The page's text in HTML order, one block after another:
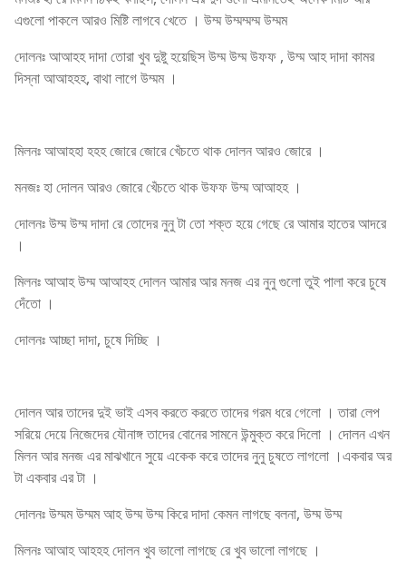
এগুলো পাকলে আরও মিষ্টি লাগবে খেতে । উম্ম উম্মম্মম্ম উম্মম
দোলনঃ আআহহ দাদা তোরা খুব দুষ্টু হয়েছিস উম্ম উম্ম উফফ , উম্ম আহ দাদা কামর
দিস্না আআহহহ, বাথা লাগে উম্মম ।
মিলনঃ আআহহা হহহ জোরে জোরে খেঁচতে থাক দোলন আরও জোরে ।
মনজঃ হা দোলন আরও জোরে খেঁচতে থাক উফফ উম্ম আআহহ ।
দোলনঃ উম্ম উম্ম দাদা রে তোদের নুনু টা তো শক্ত হয়ে গেছে রে আমার হাতের আদরে
।
মিলনঃ আআহ উম্ম আআহহ দোলন আমার আর মনজ এর নুনু গুলো তুই পালা করে চুষে
দেঁতো ।
দোলনঃ আচ্ছা দাদা, চুষে দিচ্ছি ।
দোলন আর তাদের দুই ভাই এসব করতে করতে তাদের গরম ধরে গেলো । তারা লেপ
সরিয়ে দেয়ে নিজেদের যৌনাঙ্গ তাদের বোনের সামনে উন্মুক্ত করে দিলো । দোলন এখন
মিলন আর মনজ এর মাঝখানে সুয়ে একেক করে তাদের নুনু চুষতে লাগলো ।একবার অর
টা একবার এর টা ।
দোলনঃ উম্মম উম্মম আহ উম্ম উম্ম কিরে দাদা কেমন লাগছে বলনা, উম্ম উম্ম
মিলনঃ আআহ আহহহ দোলন খুব ভালো লাগছে রে খুব ভালো লাগছে ।